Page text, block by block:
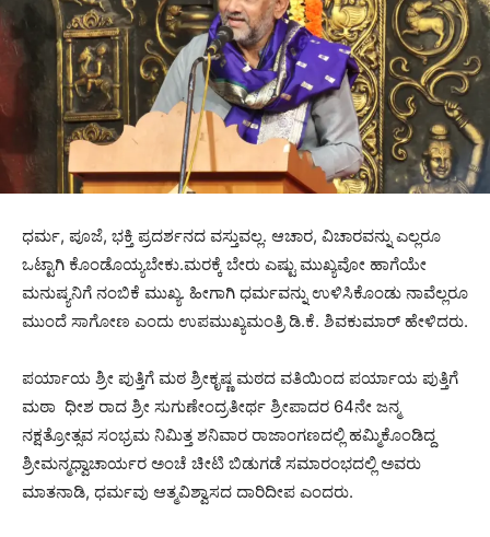
ಧರ್ಮ, ಪೂಜೆ, ಭಕ್ತಿ ಪ್ರದರ್ಶನದ ವಸ್ತುವಲ್ಲ. ಆಚಾರ, ವಿಚಾರವನ್ನು ಎಲ್ಲರೂ
ಒಟ್ಟಾಗಿ ಕೊಂಡೊಯ್ಯಬೇಕು.ಮರಕ್ಕೆ ಬೇರು ಎಷ್ಟು ಮುಖ್ಯವೋ ಹಾಗೆಯೇ
ಮನುಷ್ಯನಿಗೆ ನಂಬಿಕೆ ಮುಖ್ಯ. ಹೀಗಾಗಿ ಧರ್ಮವನ್ನು ಉಳಿಸಿಕೊಂಡು ನಾವೆಲ್ಲರೂ
ಮುಂದೆ ಸಾಗೋಣ ಎಂದು ಉಪಮುಖ್ಯಮಂತ್ರಿ ಡಿ.ಕೆ. ಶಿವಕುಮಾರ್‌ ಹೇಳಿದರು.
ಪರ್ಯಾಯ ಶ್ರೀ ಪುತ್ತಿಗೆ ಮಠ ಶ್ರೀಕೃಷ್ಣ ಮಠದ ವತಿಯಿಂದ ಪರ್ಯಾಯ ಪುತ್ತಿಗೆ
ಮಠಾ ಧೀಶ ರಾದ ಶ್ರೀ ಸುಗುಣೇಂದ್ರತೀರ್ಥ ಶ್ರೀಪಾದರ 64ನೇ ಜನ್ಮ
ನಕ್ಷತ್ರೋತ್ಸವ ಸಂಭ್ರಮ ನಿಮಿತ್ತ ಶನಿವಾರ ರಾಜಾಂಗಣದಲ್ಲಿ ಹಮ್ಮಿಕೊಂಡಿದ್ದ
ಶ್ರೀಮನ್ಮಧ್ವಾಚಾರ್ಯರ ಅಂಚೆ ಚೀಟಿ ಬಿಡುಗಡೆ ಸಮಾರಂಭದಲ್ಲಿ ಅವರು
ಮಾತನಾಡಿ, ಧರ್ಮವು ಆತ್ಮವಿಶ್ವಾಸದ ದಾರಿದೀಪ ಎಂದರು.